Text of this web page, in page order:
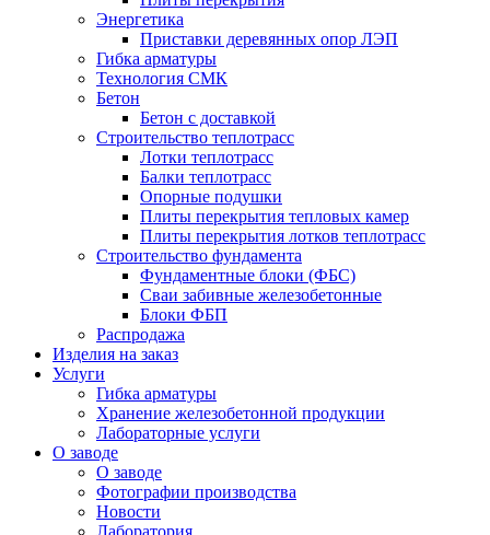
Энергетика
Приставки деревянных опор ЛЭП
Гибка арматуры
Технология СМК
Бетон
Бетон с доставкой
Строительство теплотрасс
Лотки теплотрасс
Балки теплотрасс
Опорные подушки
Плиты перекрытия тепловых камер
Плиты перекрытия лотков теплотрасс
Строительство фундамента
Фундаментные блоки (ФБС)
Сваи забивные железобетонные
Блоки ФБП
Распродажа
Изделия на заказ
Услуги
Гибка арматуры
Хранение железобетонной продукции
Лабораторные услуги
О заводе
О заводе
Фотографии производства
Новости
Лаборатория